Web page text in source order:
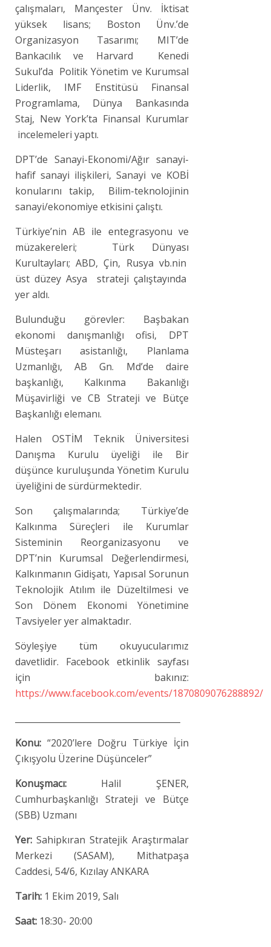
çalışmaları, Mançester Ünv. İktisat
yüksek lisans; Boston Ünv.’de
Organizasyon Tasarımı; MIT’de
Bankacılık ve Harvard Kenedi
Sukul’da Politik Yönetim ve Kurumsal
Liderlik, IMF Enstitüsü Finansal
Programlama, Dünya Bankasında
Staj, New York’ta Finansal Kurumlar
incelemeleri yaptı.
DPT’de Sanayi-Ekonomi/Ağır sanayi-
hafif sanayi ilişkileri, Sanayi ve KOBİ
konularını takip, Bilim-teknolojinin
sanayi/ekonomiye etkisini çalıştı.
Türkiye’nin AB ile entegrasyonu ve
müzakereleri; Türk Dünyası
Kurultayları; ABD, Çin, Rusya vb.nin
üst düzey Asya strateji çalıştayında
yer aldı.
Bulunduğu görevler: Başbakan
ekonomi danışmanlığı ofisi, DPT
Müsteşarı asistanlığı, Planlama
Uzmanlığı, AB Gn. Md’de daire
başkanlığı, Kalkınma Bakanlığı
Müşavirliği ve CB Strateji ve Bütçe
Başkanlığı elemanı.
Halen OSTİM Teknik Üniversitesi
Danışma Kurulu üyeliği ile Bir
düşünce kuruluşunda Yönetim Kurulu
üyeliğini de sürdürmektedir.
Son çalışmalarında; Türkiye’de
Kalkınma Süreçleri ile Kurumlar
Sisteminin Reorganizasyonu ve
DPT’nin Kurumsal Değerlendirmesi,
Kalkınmanın Gidişatı, Yapısal Sorunun
Teknolojik Atılım ile Düzeltilmesi ve
Son Dönem Ekonomi Yönetimine
Tavsiyeler yer almaktadır.
Söyleşiye tüm okuyucularımız
davetlidir. Facebook etkinlik sayfası
için bakınız:
https://www.facebook.com/events/1870809076288892/
Konu: “2020’lere Doğru Türkiye İçin
Çıkışyolu Üzerine Düşünceler”
Konuşmacı: Halil ŞENER,
Cumhurbaşkanlığı Strateji ve Bütçe
(SBB) Uzmanı
Yer: Sahipkıran Stratejik Araştırmalar
Merkezi (SASAM), Mithatpaşa
Caddesi, 54/6, Kızılay ANKARA
Tarih: 1 Ekim 2019, Salı
Saat: 18:30- 20:00